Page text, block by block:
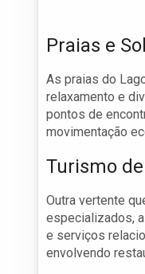
Praias e
As praias do
relaxamento e
pontos de
movimentação
Turismo
Outra vertente
especializados,
e serviços
envolvendo